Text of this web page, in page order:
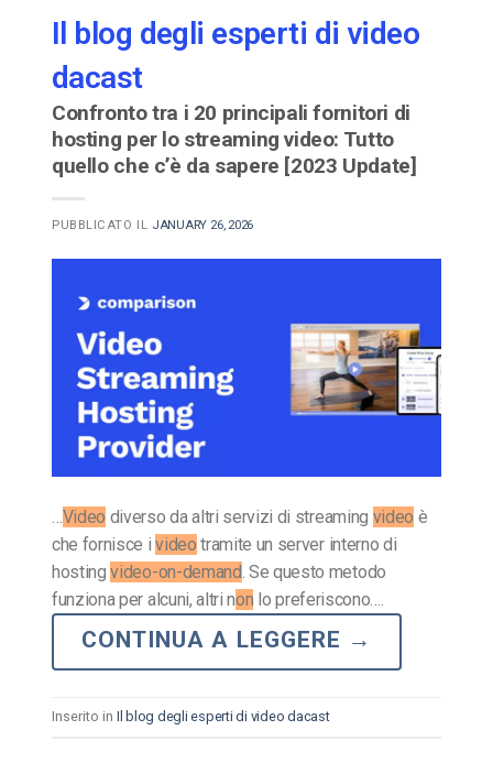
Il blog degli esperti di video
dacast
Confronto tra i 20 principali fornitori di
hosting per lo streaming video: Tutto
quello che c’è da sapere [2023 Update]
PUBBLICATO IL JANUARY 26, 2026
…Video diverso da altri servizi di streaming video è
che fornisce ivideo tramite un server interno di
hostingvideo-on-demand. Se questo metodo
funziona per alcuni, altri non lo preferiscono….
CONTINUA A LEGGERE →
Inserito in Il blog degli esperti di video dacast